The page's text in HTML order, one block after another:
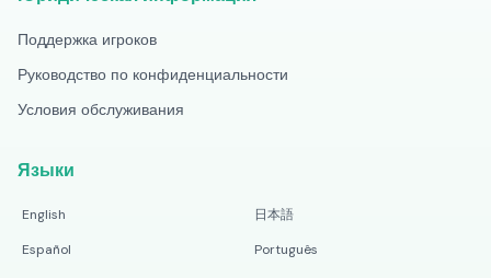
Поддержка игроков
Руководство по конфиденциальности
Условия обслуживания
Языки
English
日本語
Español
Português